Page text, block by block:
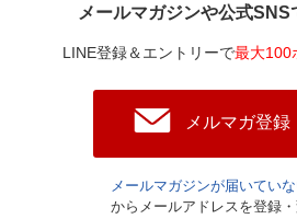
メールマガジンや公式SNS
LINE登録＆エントリーで最大100
メルマガ登録
メールマガジンが届いてい
からメールアドレスを登録